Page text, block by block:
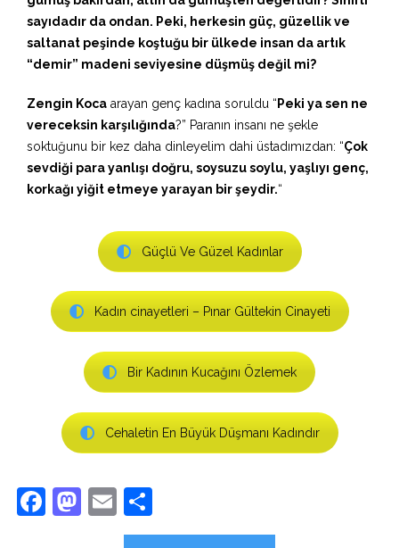
sayıdadır da ondan. Peki, herkesin güç, güzellik ve
saltanat peşinde koştuğu bir ülkede insan da artık
“demir” madeni seviyesine düşmüş değil mi?
Zengin Koca arayan genç kadına soruldu “ Peki ya sen ne
vereceksin karşılığında?” Paranın insanı ne şekle
soktuğunu bir kez daha dinleyelim dahi üstadımızdan: “Çok
sevdiği para yanlışı doğru, soysuzu soylu, yaşlıyı genç,
korkağı yiğit etmeye yarayan bir şeydir.“
Güçlü Ve Güzel Kadınlar
Kadın cinayetleri – Pınar Gültekin Cinayeti
Bir Kadının Kucağını Özlemek
Cehaletin En Büyük Düşmanı Kadındır
Facebook
Mastodon
Email